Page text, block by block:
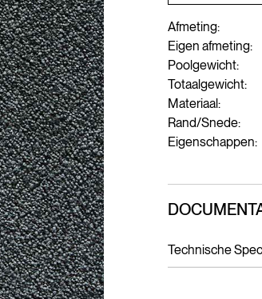
Afmeting:
Eigen afmeting:
Poolgewicht:
Totaalgewicht:
Materiaal:
Rand/Snede:
Eigenschappen:
Technische